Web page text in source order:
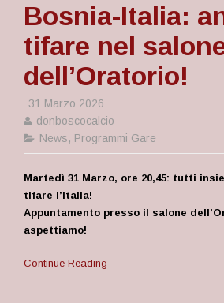
Bosnia-Italia:
tifare nel
dell’Oratorio!
31 Marzo 2026
donboscocalcio
News, Programmi Gare
Martedì 31 Marzo, ore 20,45: tutti
tifare l’Italia!
Appuntamento presso il salone
aspettiamo!
Continue Reading